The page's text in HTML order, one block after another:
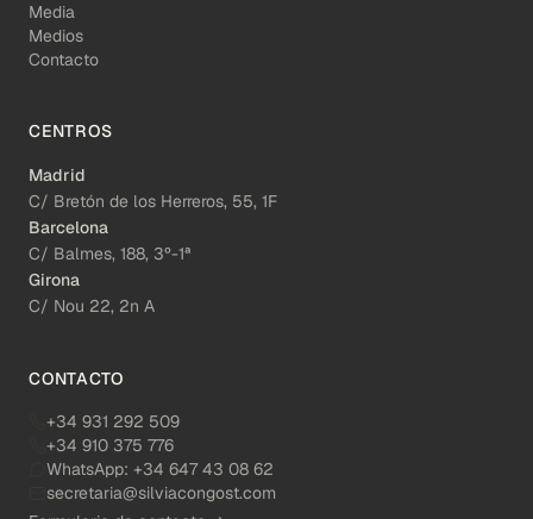
Media
Medios
Contacto
CENTROS
Madrid
C/ Bretón de los Herreros, 55, 1F
Barcelona
C/ Balmes, 188, 3º-1ª
Girona
C/ Nou 22, 2n A
CONTACTO
+34 931 292 509
+34 910 375 776
WhatsApp: +34 647 43 08 62
secretaria@silviacongost.com